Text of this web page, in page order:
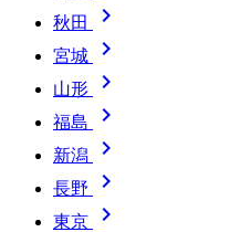
秋田 
宮城 
山形 
福島 
新潟 
長野 
東京 